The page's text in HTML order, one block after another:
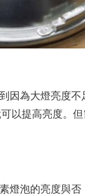
因為大燈亮度
可以提高亮度。
燈泡的亮度與